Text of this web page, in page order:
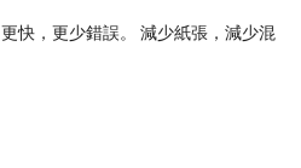
快，更少錯誤。 減少紙張，減少混